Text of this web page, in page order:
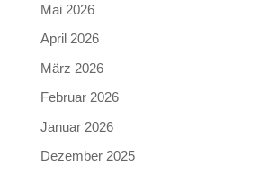
Mai 2026
April 2026
März 2026
Februar 2026
Januar 2026
Dezember 2025